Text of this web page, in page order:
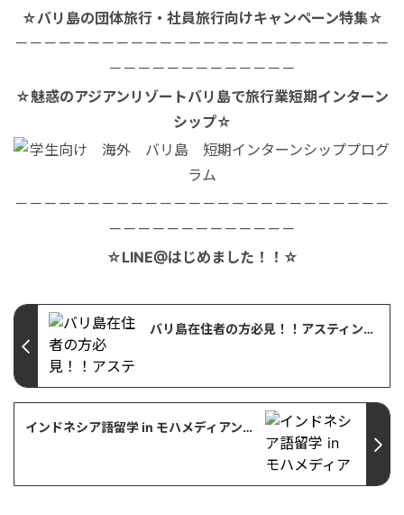
☆バリ島の団体旅行・社員旅行向けキャンペーン特集☆
－－－－－－－－－－－－－－－－－－－－－－－－－－
－－－－－－－－－－－－－
☆魅惑のアジアンリゾートバリ島で旅行業短期インターン
シップ☆
－－－－－－－－－－－－－－－－－－－－－－－－－－
－－－－－－－－－－－－－
☆LINE@はじめました！！☆
バリ島在住者の方必見！！アスティンドトラベルフェアー2019 2月22日～24日 in LIPPO MALL KUTA【バリ島・プロモーション情報】
インドネシア語留学 in モハメディアン大学【インドネシア・留学情報】